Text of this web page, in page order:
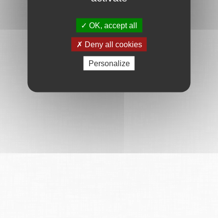
OK, accept all
Deny all cookies
Personalize